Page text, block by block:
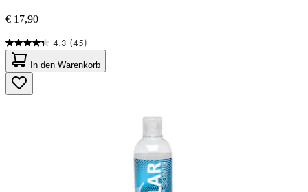
€ 17,90
4.3 (45)
4.3
von
5
Sternen.
45
In den Warenkorb